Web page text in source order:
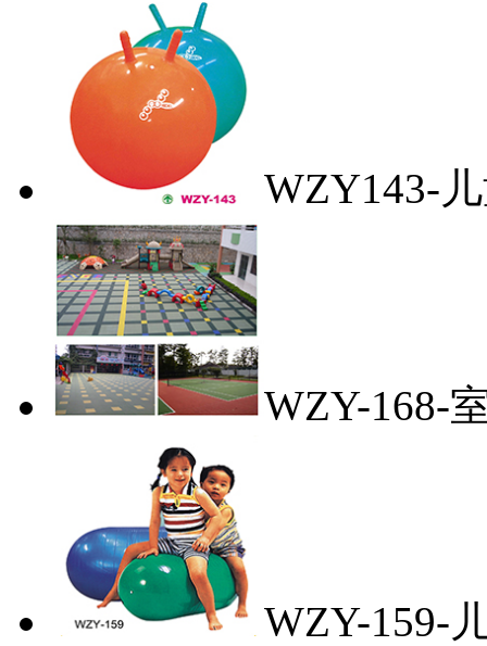
WZY143-
WZY-168-
WZY-159-